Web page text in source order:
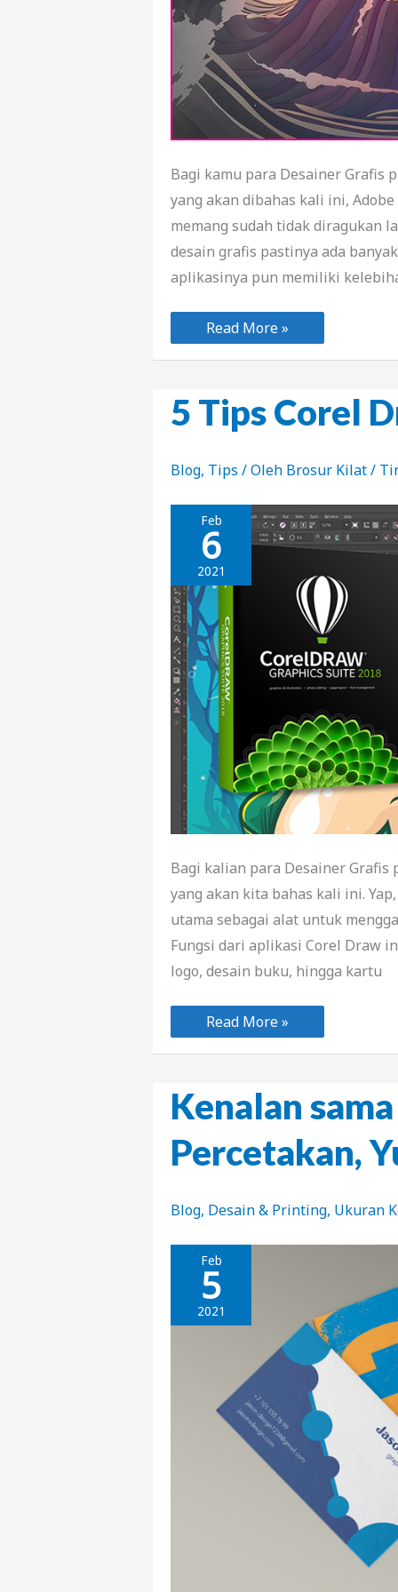
Bagi kamu para Desainer Grafis
yang akan dibahas kali ini,
memang sudah tidak diragukan
desain grafis pastinya ada
aplikasinya pun memiliki
Ini
Dia
5
Illustrator
Read More »
5 Tips Corel
Blog, Tips / Oleh Brosur Kilat/
Feb
6
2021
Bagi kalian para Desainer
yang akan kita bahas kali ini.
utama sebagai alat untuk
Fungsi dari aplikasi Corel Draw
logo, desain buku, hingga kartu
5
Tips
Corel
Read More »
Kenalan
Percetakan,
Blog, Desain & Printing, Ukuran
Feb
5
2021